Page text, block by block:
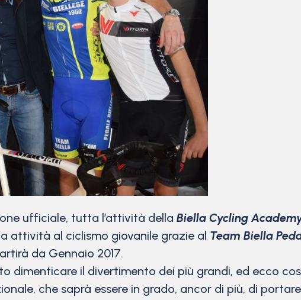
ufficiale, tutta l’attività della Biella Cycling
attività al ciclismo giovanile grazie al Team Biella
da Gennaio 2017.
dimenticare il divertimento dei più grandi, ed ecco
che saprà essere in grado, ancor di più, di